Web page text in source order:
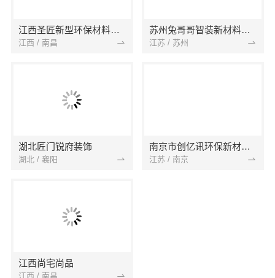
江西圣匠新型环保材料有限公司
江西 / 南昌
苏州兔哥哥智装新材料有限公司
江苏 / 苏州
湖北匠门锐府装饰
湖北 / 襄阳
南京市创亿讯环保新材料有限公司
江苏 / 南京
江西尚宅尚品
江西 / 南昌